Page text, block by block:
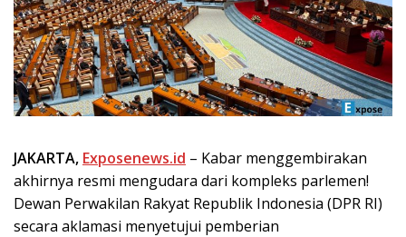
JAKARTA, Exposenews.id – Kabar menggembirakan
akhirnya resmi mengudara dari kompleks parlemen!
Dewan Perwakilan Rakyat Republik Indonesia (DPR RI)
secara aklamasi menyetujui pemberian